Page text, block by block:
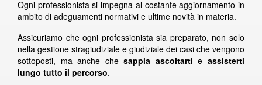
Ogni professionista si impegna al costante aggiornamento in
ambito di adeguamenti normativi e ultime novità in materia.
Assicuriamo che ogni professionista sia preparato, non solo
nella gestione stragiudiziale e giudiziale dei casi che vengono
sottoposti, ma anche chesappia ascoltarti eassisterti
lungo tutto il percorso.